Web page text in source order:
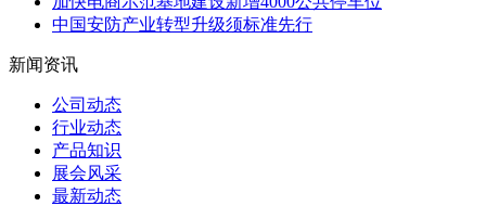
中国安防产业转型升级须标准先行
新闻资讯
公司动态
行业动态
产品知识
展会风采
最新动态